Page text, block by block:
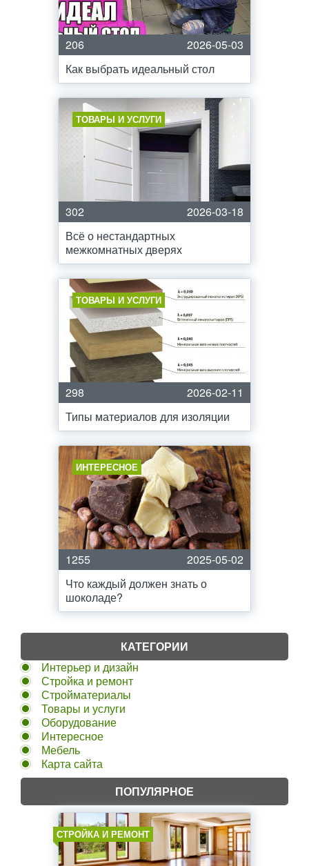
206
2026-05-03
Как выбрать идеальный стол
ТОВАРЫ И УСЛУГИ
302
2026-03-18
Всё о нестандартных
межкомнатных дверях
ТОВАРЫ И УСЛУГИ
298
2026-02-11
Типы материалов для изоляции
ИНТЕРЕСНОЕ
1255
2025-05-02
Что каждый должен знать о
шоколаде?
КАТЕГОРИИ
Интерьер и дизайн
Стройка и ремонт
Стройматериалы
Товары и услуги
Оборудование
Интересное
Мебель
Карта сайта
ПОПУЛЯРНОЕ
СТРОЙКА И РЕМОНТ